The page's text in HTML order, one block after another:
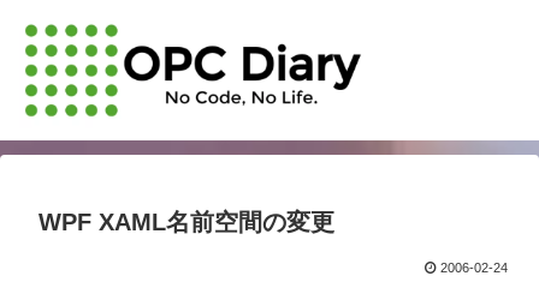
WPF XAML名前空間の変更
2006-02-24